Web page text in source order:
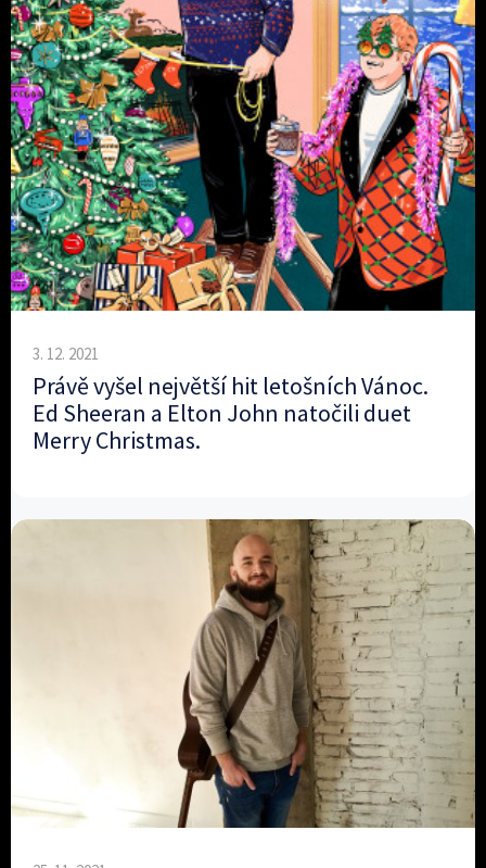
3. 12. 2021
Právě vyšel největší hit letošních Vánoc.
Ed Sheeran a Elton John natočili duet
Merry Christmas.